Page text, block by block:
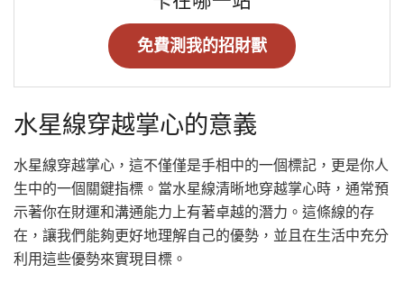
免費測我的招財獸
水星線穿越掌心的意義
水星線穿越掌心，這不僅僅是手相中的一個標記，更是你人
生中的一個關鍵指標。當水星線清晰地穿越掌心時，通常預
示著你在財運和溝通能力上有著卓越的潛力。這條線的存
在，讓我們能夠更好地理解自己的優勢，並且在生活中充分
利用這些優勢來實現目標。